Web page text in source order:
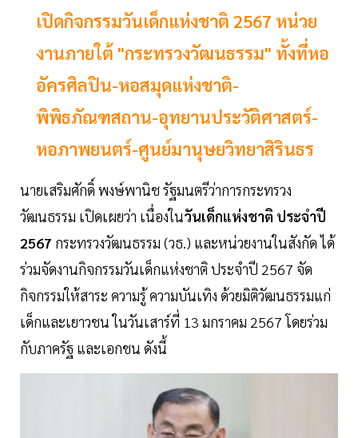
เปิดกิจกรรมวันเด็กแห่งชาติ 2567 หน่วย
งานภายใต้ "กระทรวงวัฒนธรรม" ทั้งที่หอ
อัครศิลปิน-หอสมุดแห่งชาติ-
พิพิธภัณฑสถาน-อุทยานประวัติศาสตร์-
หอภาพยนตร์-ศูนย์มานุษยวิทยาสิรินธร
นายเสริมศักดิ์ พงษ์พานิช รัฐมนตรีว่าการกระทรวง
วัฒนธรรม เปิดเผยว่า เนื่องในวันเด็กแห่งชาติ ประจำปี
2567 กระทรวงวัฒนธรรม (วธ.) และหน่วยงานในสังกัด ได้
ร่วมจัดงานกิจกรรมวันเด็กแห่งชาติ ประจำปี 2567 จัด
กิจกรรมให้สาระ ความรู้ ความบันเทิง ด้วยมิติวัฒนธรรมแก่
เด็กและเยาวชน ในวันเสาร์ที่ 13 มกราคม 2567 โดยร่วม
กับภาครัฐ และเอกชน ดังนี้